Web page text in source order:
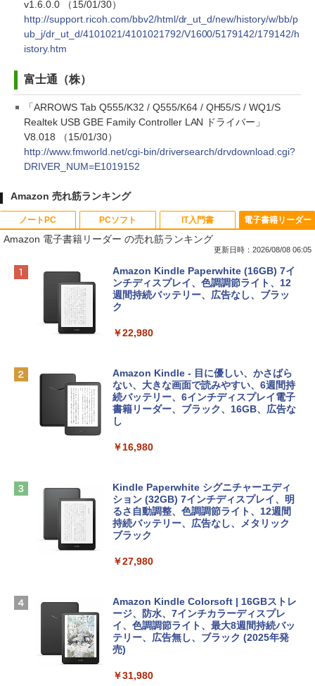
v1.6.0.0 （15/01/30）
http://support.ricoh.com/bbv2/html/dr_ut_d/new/history/w/bb/p
ub_j/dr_ut_d/4101021/4101021792/V1600/5179142/179142/h
istory.htm
富士通（株）
「ARROWS Tab Q555/K32 / Q555/K64 / QH55/S / WQ1/S
Realtek USB GBE Family Controller LAN ドライバー」
V8.018 （15/01/30）
http://www.fmworld.net/cgi-bin/driversearch/drvdownload.cgi?
DRIVER_NUM=E1019152
Amazon 売れ筋ランキング
ノートPC
Apple 2026 MacBook Neo A18 Proチッ
プ搭載13インチノートブック：AIとAppl
e Intelligence、Liquid Retinaディスプ
レイ、8GBメモリ、512GB SSD、1080p
ィゴ + 3年延長 AppleCare+ for 13インチ
￥162,598
tomtoc 360°保護 15.6 16インチ パソコ
ンケース Dell NEC Lavie ASUS HP dyna
Apple 2026 MacBook Air M5チップ搭載
13インチノートブック：AIとApple Intell
igence、13.6インチLiquid Retinaディ
スプレイ、16GBユニファイドメモリ、1
ームカメラ、日本語キーボード、Touch I
￥261,414
【Amazon.co.jp限定】 HP ノートパソコ
ン 15-fd 15.6インチ 16GBメモリ 512GB
PCソフト
Robloxギフトカード - 800 Robux 【限
定バーチャルアイテムを含む】 【オンラ
インゲームコード】 ロブロックス | オン
ラインコード版
￥1,300
Robloxギフトカード - 1000 Robux 【限
定バーチャルアイテムを含む】 【オンラ
インゲームコード】 ロブロックス |オン
ラインコード版
4(最新 永続版)|オンラインコード版|Wind
ows11、10/mac対応|PC2台
￥39,582
Robloxギフトカード - 2,000 Robux 【限
ラインコード版
￥3,200
ト): Java & Bedrock Edition | オンライ
IT入門書
生成AIパスポート公式テキスト 第４版
￥1,766
出す プロンプトの言葉 AI画像生成シリー
ズ (はぴーイラストLabo)
￥480
ClaudeCode いちばんやさしい 教科書:
にもKindle出版にも！ 非エンジニアのた
めのAIコーディング入門シリーズ
￥99
1冊ですべて身につくHTML & CSSとWe
￥1,292
FM TOWNS ハイパー・カタログ: 本体ハ
ェクトリストと最新エミュレータ紹介
電子書籍リーダー
Amazon 電子書籍リーダー の売れ筋ランキング
更新日時：2026/08/08 06:05
Amazon Kindle Paperwhite (16GB) 7イ
ンチディスプレイ、色調調節ライト、12
週間持続バッテリー、広告なし、ブラッ
ク
￥22,980
Amazon Kindle - 目に優しい、かさばら
ない、大きな画面で読みやすい、6週間持
続バッテリー、6インチディスプレイ電子
書籍リーダー、ブラック、16GB、広告な
し
￥16,980
Kindle Paperwhite シグニチャーエディ
ション (32GB) 7インチディスプレイ、明
るさ自動調整、色調調節ライト、12週間
持続バッテリー、広告なし、メタリック
ブラック
￥27,980
Amazon Kindle Colorsoft | 16GBストレ
ージ、防水、7インチカラーディスプレ
イ、色調調節ライト、最大8週間持続バッ
テリー、広告無し、ブラック (2025年発
売)
￥31,980